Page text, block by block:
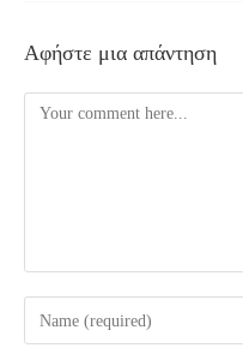
Αφήστε μια απάντηση
Comment
Enter
your